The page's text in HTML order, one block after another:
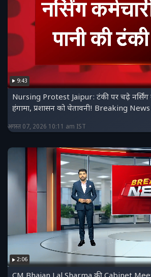
9:43
Nursing Protest Jaipur: टंकी पर चढ़े नर्सिंग
हंगामा, प्रशासन को चेतावनी! Breaking News
अगस्त 07, 2026 10:11 am IST
2:06